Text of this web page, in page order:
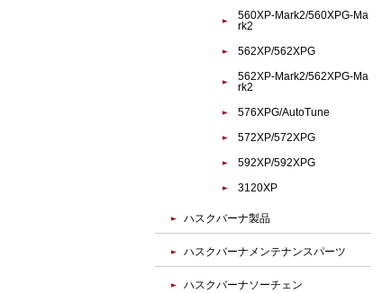
560XP-Mark2/560XPG-Ma
rk2
562XP/562XPG
562XP-Mark2/562XPG-Ma
rk2
576XPG/AutoTune
572XP/572XPG
592XP/592XPG
3120XP
ハスクバーナ製品
ハスクバーナメンテナンスパーツ
ハスクバーナソーチェン